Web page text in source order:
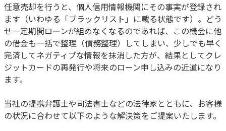
任意売却を行うと、個人信用情報機関にその事実が登録され
ます（いわゆる「ブラックリスト」に載る状態です）。どう
せ一定期間ローンが組めなくなるのであれば、この機会に他
の借金も一括で整理（債務整理）してしまい、少しでも早く
完済してネガティブな情報を抹消した方が、結果としてクレ
ジットカードの再発行や将来のローン申し込みの近道になり
ます。
当社の提携弁護士や司法書士などの法律家とともに、お客様
の状況に合わせて以下のような解決策をご提案いたします。